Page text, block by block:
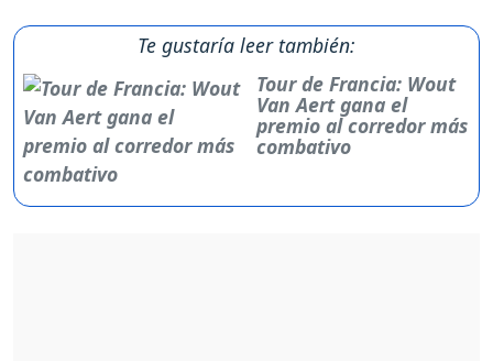
Te gustaría leer también:
Tour de Francia: Wout
Van Aert gana el
premio al corredor más
combativo